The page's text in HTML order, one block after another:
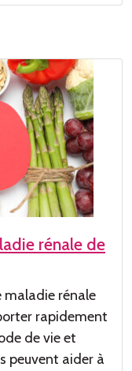
rénale de
maladie rénale
rapidement
de vie et
peuvent aider à